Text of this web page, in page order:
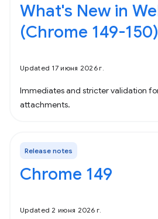
What's New in
(Chrome 149-150)
Updated 17 июня 2026 г.
Immediates and stricter validation
attachments.
Release notes
Chrome 149
Updated 2 июня 2026 г.